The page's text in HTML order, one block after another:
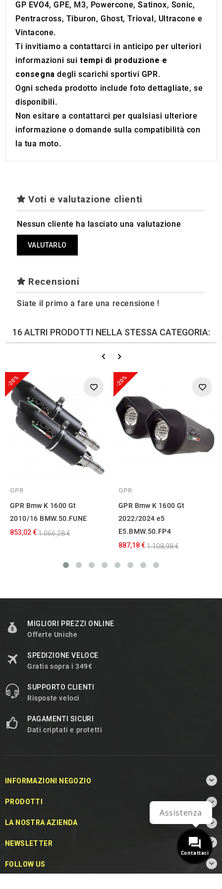
GP EVO4, GPE, M3, Powercone, Satinox, Sonic,
Pentracross, Tiburon, Ghost, Trioval, Ultracone e
Vintacone.
Ti invitiamo a contattarci in anticipo per ulteriori
informazioni suitempi di produzione e
consegna degli scarichi sportivi GPR.
Ogni scheda prodotto include foto dettagliate, se
disponibili.
Non esitare a contattarci per qualsiasi ulteriore
informazione o domande sulla compatibilità con
la tua moto.
Voti e valutazione clienti
Nessun cliente ha lasciato una valutazione
VALUTARLO
Recensioni
Siate il primo a fare una recensione !
16 ALTRI PRODOTTI NELLA STESSA CATEGORIA:
-20%
GPR
GPR Bmw K 1600 Gt
2010/16 BMW.50.FUNE
853,02 €1.066,28 €
-20%
GPR
GPR Bmw K 1600 Gt
2022/2024 e5
E5.BMW.50.FP4
887,18 €1.108,98 €
MIGLIORI PREZZI ONLINE
Offerte Uniche
SPEDIZIONE VELOCE
Gratis sopra i 349€
SUPPORTO CLIENTI
Risposte veloci
PAGAMENTI SICURI
Dati criptati e protetti
INFORMAZIONI NEGOZIO 
PRODOTTI 
LA NOSTRA AZIENDA 
NEWSLETTER 
FOLLOW US 
Contattaci
Assistenza